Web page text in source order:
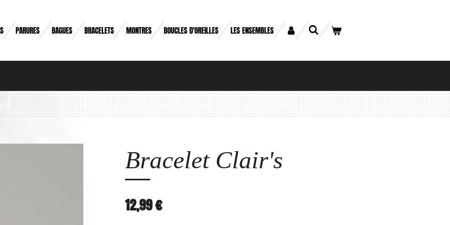
PARURES BAGUES BRACELETS MONTRES BOUCLES D'OREILLES LES ENSEMBLES
Bracelet Clair's
12,99 €